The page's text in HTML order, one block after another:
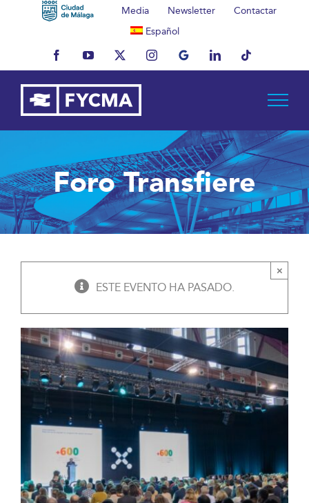
Media Newsletter
Contactar
Español
FacebookYouTubeX InstagramMyBusinessLinkedInTiktok
Foro Transfiere
ESTE EVENTO HA PASADO.
×